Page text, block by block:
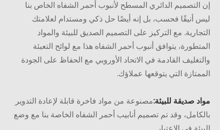
الدائري المسطح لأنبوب أحمر الشفاه الخاص بنا
أنيقًا فحسب، بل إنه أيضًا حل ذكي ومستدام لعلامتك
مع التركيز على التصميم الصديق للبيئة والمواد
يتوافق أنبوب أحمر الشفاه هذا مع لوائح التعبئة
القادمة في الاتحاد الأوروبي مع الحفاظ على الجودة
التي يتوقعها عملاؤك.
صديقة للبيئة: مصنوعة من مواد فاخرة قابلة لإعادة التدوير
وقد تم تصميم أنابيب أحمر الشفاه الخاصة بنا مع وضع